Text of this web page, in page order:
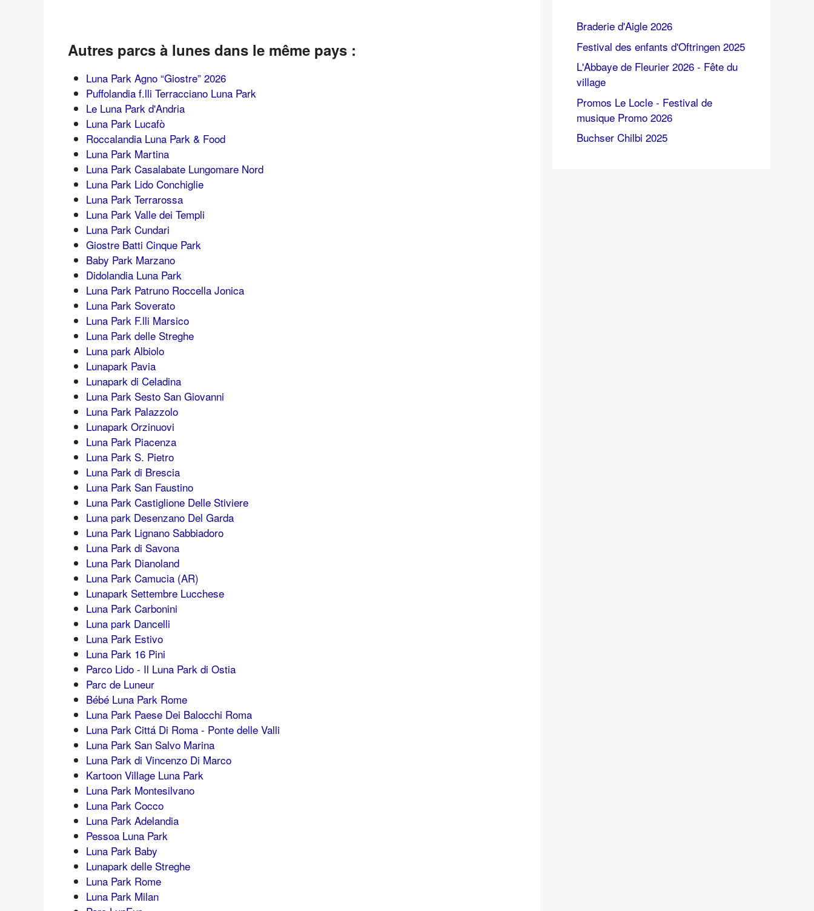
Autres parcs à lunes dans le même pays :
Luna Park Agno “Giostre” 2026
Puffolandia f.lli Terracciano Luna Park
Le Luna Park d'Andria
Luna Park Lucafò
Roccalandia Luna Park & Food
Luna Park Martina
Luna Park Casalabate Lungomare Nord
Luna Park Lido Conchiglie
Luna Park Terrarossa
Luna Park Valle dei Templi
Luna Park Cundari
Giostre Batti Cinque Park
Baby Park Marzano
Didolandia Luna Park
Luna Park Patruno Roccella Jonica
Luna Park Soverato
Luna Park F.lli Marsico
Luna Park delle Streghe
Luna park Albiolo
Lunapark Pavia
Lunapark di Celadina
Luna Park Sesto San Giovanni
Luna Park Palazzolo
Lunapark Orzinuovi
Luna Park Piacenza
Luna Park S. Pietro
Luna Park di Brescia
Luna Park San Faustino
Luna Park Castiglione Delle Stiviere
Luna park Desenzano Del Garda
Luna Park Lignano Sabbiadoro
Luna Park di Savona
Luna Park Dianoland
Luna Park Camucia (AR)
Lunapark Settembre Lucchese
Luna Park Carbonini
Luna park Dancelli
Luna Park Estivo
Luna Park 16 Pini
Parco Lido - Il Luna Park di Ostia
Parc de Luneur
Bébé Luna Park Rome
Luna Park Paese Dei Balocchi Roma
Luna Park Cittá Di Roma - Ponte delle Valli
Luna Park San Salvo Marina
Luna Park di Vincenzo Di Marco
Kartoon Village Luna Park
Luna Park Montesilvano
Luna Park Cocco
Luna Park Adelandia
Pessoa Luna Park
Luna Park Baby
Lunapark delle Streghe
Luna Park Rome
Luna Park Milan
Braderie d'Aigle 2026
Festival des enfants d'Oftringen 2025
L'Abbaye de Fleurier 2026 - Fête du
village
Promos Le Locle - Festival de
musique Promo 2026
Buchser Chilbi 2025